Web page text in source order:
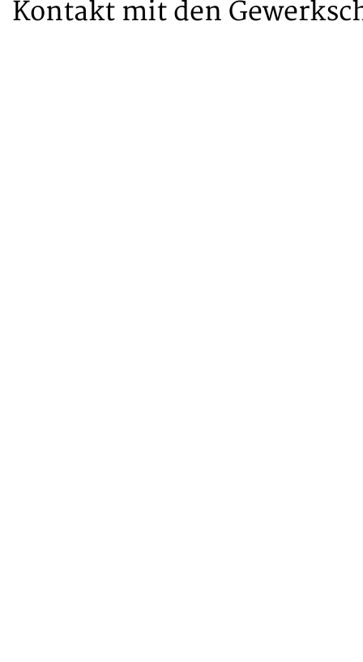
Kontakt mit den